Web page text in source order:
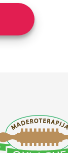
2,490.00 din
13,990.00 din
proizvod
stranici
proizvoda.